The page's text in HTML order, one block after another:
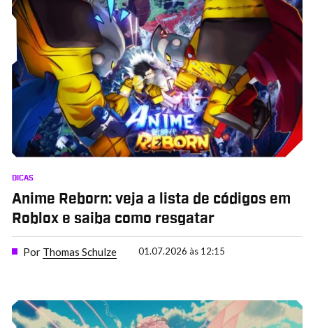
DICAS
Anime Reborn: veja a lista de códigos em
Roblox e saiba como resgatar
Por Thomas Schulze 01.07.2026 às 12:15